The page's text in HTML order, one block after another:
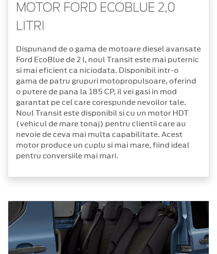
MOTOR FORD ECOBLUE 2,0
LITRI
Dispunand de o gama de motoare diesel avansate
Ford EcoBlue de 2 l, noul Transit este mai puternic
si mai eficient ca niciodata. Disponibil intr-o
gama de patru grupuri motopropulsoare, oferind
o putere de pana la 185 CP, il vei gasi in mod
garantat pe cel care corespunde nevoilor tale.
Noul Transit este disponibil si cu un motor HDT
(vehicul de mare tonaj) pentru clientii care au
nevoie de ceva mai multa capabilitate. Acest
motor produce un cuplu si mai mare, fiind ideal
pentru conversiile mai mari.